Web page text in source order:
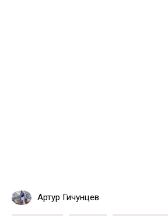
Артур Гичунцев